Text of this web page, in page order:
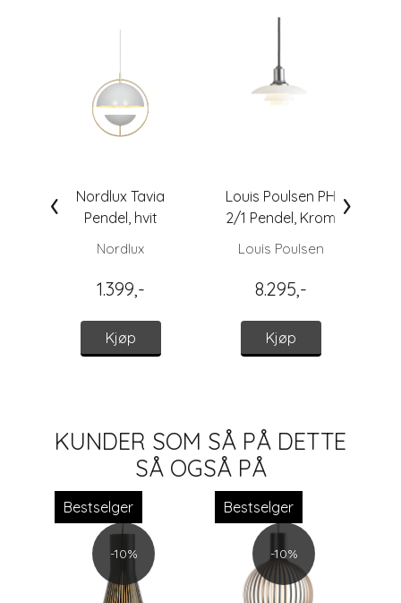
Nordlux Tavia
Pendel, hvit
Nordlux
1.399,-
Kjøp
Louis Poulsen PH
2/1 Pendel, Krom
Louis Poulsen
8.295,-
Kjøp
‹ ›
KUNDER SOM SÅ PÅ DETTE
SÅ OGSÅ PÅ
Bestselger
-10%
Bestselger
-10%